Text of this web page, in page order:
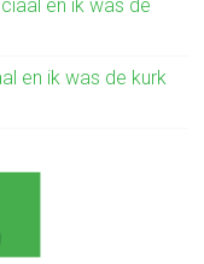
en ik was de
en ik was de kurk